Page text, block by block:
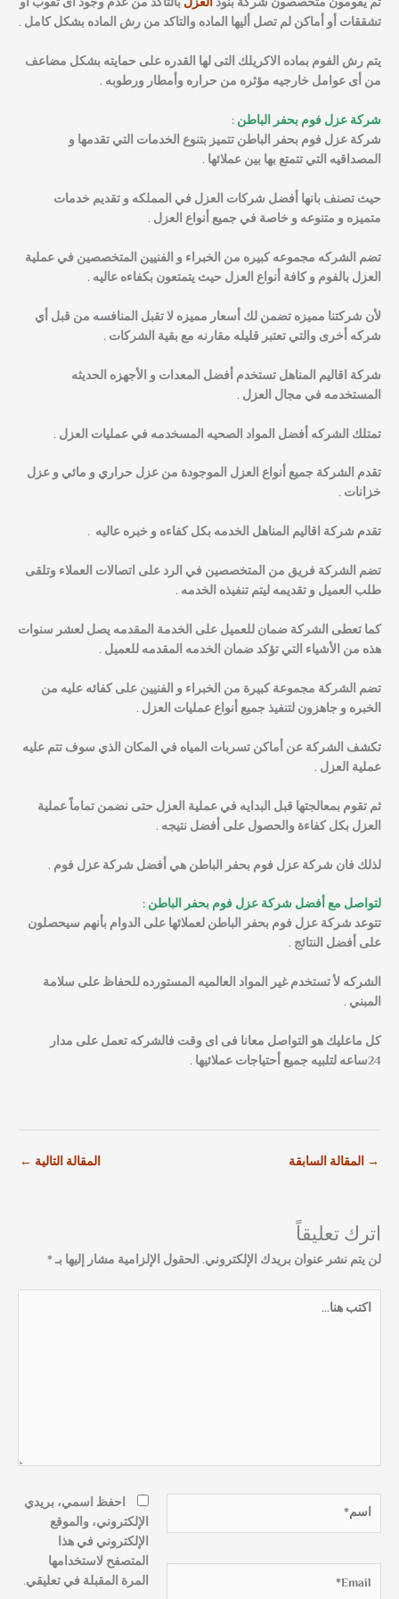
تشققات أو أماكن لم تصل أليها الماده والتاكد من رش الماده بشكل كامل .
يتم رش الفوم بماده الاكريلك التى لها القدره على حمايته بشكل مضاعف
من أى عوامل خارجيه مؤثره من حراره وأمطار ورطوبه .
شركة عزل فوم بحفر الباطن :
شركة عزل فومبحفر الباطن تتميز بتنوع الخدمات التي تقدمها و
المصداقيه التي تتمتع بها بين عملائها .
حيث تصنف بانها أفضل شركات العزل في المملكه و تقديم خدمات
متميزه و متنوعه و خاصة في جميع أنواع العزل .
تضم الشركه مجموعه كبيره من الخبراء و الفنيين المتخصصين في عملية
العزل بالفوم و كافة أنواع العزل حيث يتمتعون بكفاءه عاليه .
لأن شركتنا مميزه تضمن لك أسعار مميزه لا تقبل المنافسه من قبل أي
شركه أخرى والتي تعتبر قليله مقارنه مع بقية الشركات .
شركة اقاليم المناهل تستخدم أفضل المعدات و الأجهزه الحديثه
المستخدمه في مجال العزل .
تمتلك الشركه أفضل المواد الصحيه المسخدمه في عمليات العزل .
تقدم الشركة جميع أنواع العزل الموجودة من عزل حراري و مائي و عزل
خزانات .
تقدم شركة اقاليم المناهل الخدمه بكل كفاءه و خبره عاليه .
تضم الشركة فريق من المتخصصين في الرد على اتصالات العملاء وتلقى
طلب العميل و تقديمه ليتم تنفيذه الخدمه .
كما تعطى الشركة ضمان للعميل على الخدمة المقدمه يصل لعشر سنوات
هذه من الأشياء التي تؤكد ضمان الخدمه المقدمه للعميل .
تضم الشركة مجموعة كبيرة من الخبراء و الفنيين على كفائه عليه من
الخبره و جاهزون لتنفيذ جميع أنواع عمليات العزل .
تكشف الشركة عن أماكن تسربات المياه في المكان الذي سوف تتم عليه
عملية العزل .
ثم تقوم بمعالجتها قبل البدايه في عملية العزل حتى نضمن تماماً عملية
العزل بكل كفاءة والحصول على أفضل نتيجه .
لذلك فان شركة عزل فوم بحفر الباطن هي أفضل شركة عزل فوم .
لتواصل مع أفضل شركة عزل فوم بحفر الباطن :
تتوعد شركة عزل فوم بحفر الباطن لعملائها على الدوام بأنهم سيحصلون
على أفضل النتائج .
الشركه لأ تستخدم غير المواد العالميه المستورده للحفاظ على سلامة
المبني .
كل ماعليك هو التواصل معانا فى اى وقت فالشركه تعمل على مدار
24ساعه لتلبيه جميع أحتياجات عملائيها .
→ المقالة السابقة المقالة التالية ←
اترك تعليقاً
لن يتم نشر عنوان بريدك الإلكتروني. الحقول الإلزامية مشار إليها بـ*
اكتب
هنا...
اسم*
احفظ اسمي، بريدي
الإلكتروني، والموقع
الإلكتروني في هذا
المتصفح لاستخدامها
المرة المقبلة في تعليقي.